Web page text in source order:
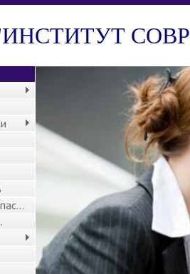
Антикоррупционная безопасность